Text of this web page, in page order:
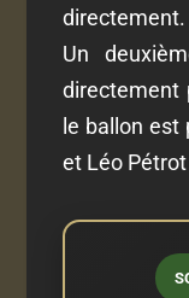
directement.
Un
directement
le ballon est
et Léo